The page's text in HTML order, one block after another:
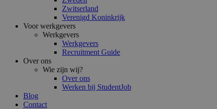
Zwitserland
Verenigd Koninkrijk
Voor werkgevers
Werkgevers
Werkgevers
Recruitment Guide
Over ons
Wie zijn wij?
Over ons
Werken bij StudentJob
Blog
Contact